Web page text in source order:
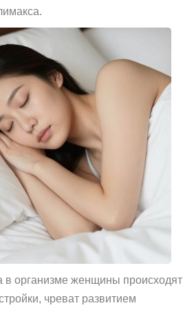
в организме женщины происходят
чреват развитием